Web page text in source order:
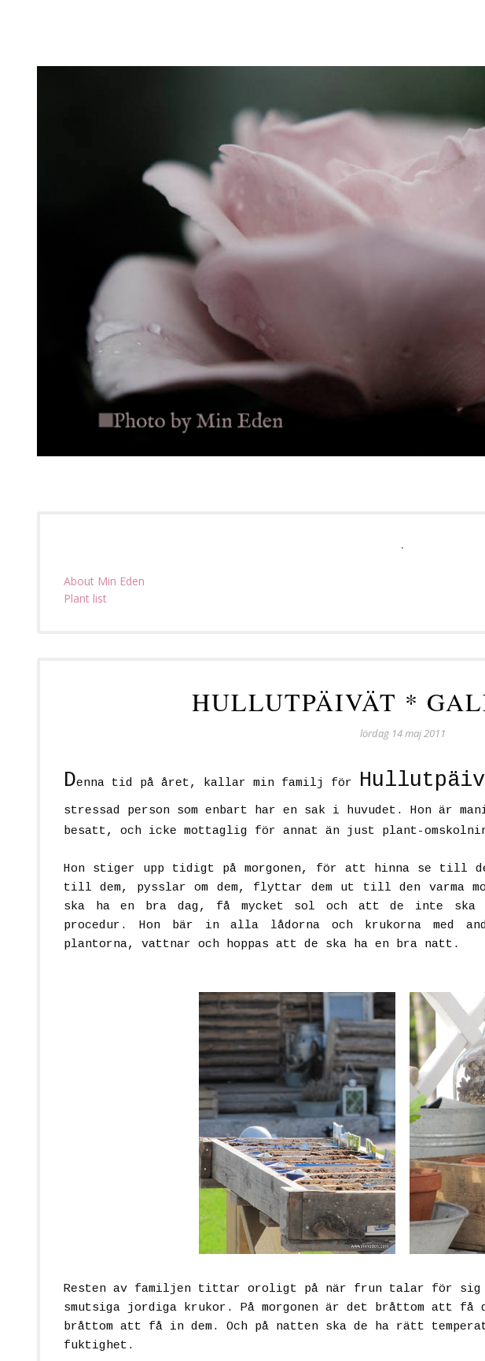
About Min Eden
Plant list
HULLUTPÄIVÄT *
lördag 14 maj 2011
Denna tid på året, kallar min familj för
stressad person som enbart har en sak i huvudet. Hon är
besatt, och icke mottaglig för annat än just plant-
Hon stiger upp tidigt på morgonen, för att hinna se till
till dem, pysslar om dem, flyttar dem ut till den varma
ska ha en bra dag, få mycket sol och att de inte ska
procedur. Hon bär in alla lådorna och krukorna med
plantorna, vattnar och hoppas att de ska ha en bra natt.
Resten av familjen tittar oroligt på när frun talar för sig
smutsiga jordiga krukor. På morgonen är det bråttom att få
bråttom att få in dem. Och på natten ska de ha rätt
fuktighet.